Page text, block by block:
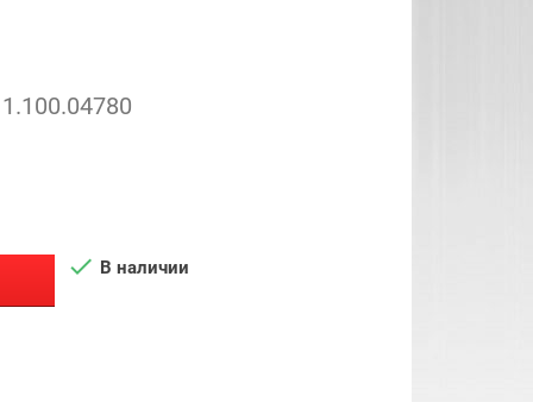
1.100.04780
 В наличии